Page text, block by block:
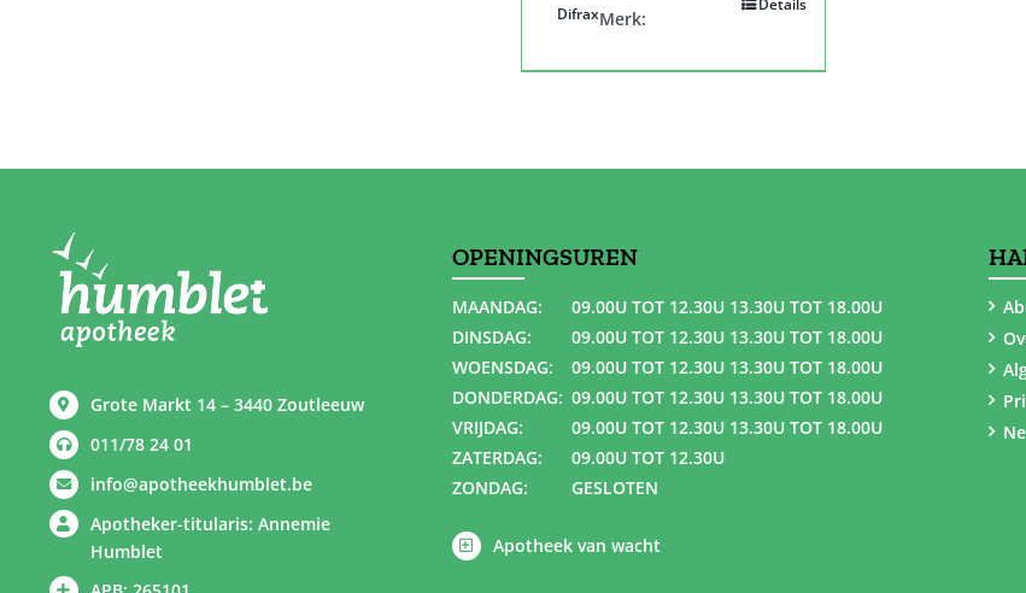
Details
Merk:
Difrax
Grote Markt 14 – 3440 Zoutleeuw
011/78 24 01
info@apotheekhumblet.be
Apotheker-titularis: Annemie
Humblet
OPENINGSUREN
MAANDAG:
09.00U TOT 12.30U 13.30U TOT 18.00U
DINSDAG:
09.00U TOT 12.30U 13.30U TOT 18.00U
WOENSDAG:
09.00U TOT 12.30U 13.30U TOT 18.00U
DONDERDAG: 09.00U TOT 12.30U 13.30U TOT 18.00U
VRIJDAG:
09.00U TOT 12.30U 13.30U TOT 18.00U
ZATERDAG:
09.00U TOT 12.30U
ZONDAG:
GESLOTEN
Apotheek van wacht